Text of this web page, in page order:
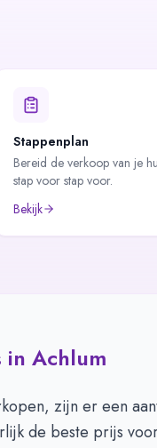
Stappenplan
Bereid de verkoop van je
stap voor stap voor.
Bekijk
Achlum
zijn er een
de beste prijs